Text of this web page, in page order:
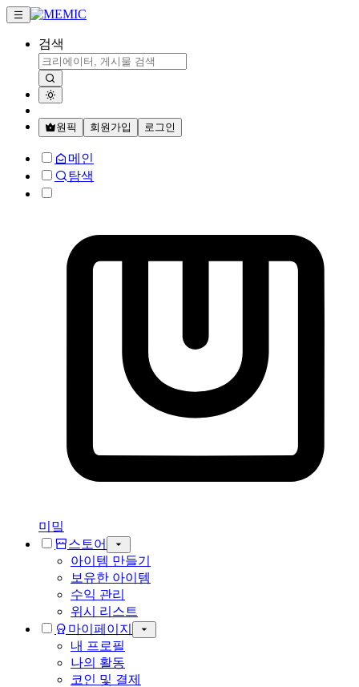
검색
원픽 회원가입 로그인
메인
탐색
미밐
스토어
아이템 만들기
보유한 아이템
수익 관리
위시 리스트
마이페이지
내 프로필
나의 활동
코인 및 결제